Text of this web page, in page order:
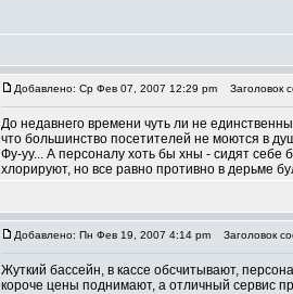
Добавлено: Ср Фев 07, 2007 12:29 pm Заголовок
До недавнего времени чуть ли не
что большинство посетителей не моются в
Фу-уу... А персоналу хоть бы хны - сидят себе
хлорируют, но все равно противно в дерьме
Добавлено: Пн Фев 19, 2007 4:14 pm Заголовок
Жуткий бассейн, в кассе обсчитывают,
короче цены поднимают, а отличный сервис